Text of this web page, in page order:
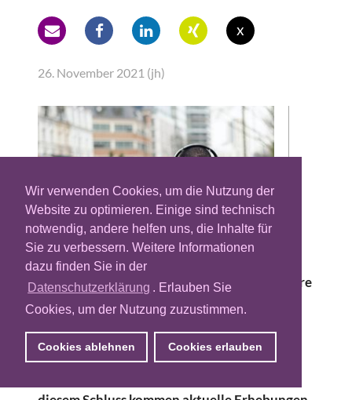
Wir verwenden Cookies, um die Nutzung der
Website zu optimieren. Einige sind technisch
notwendig, andere helfen uns, die Inhalte für
Sie zu verbessern. Weitere Informationen
dazu finden Sie in der
Datenschutzerklärung . Erlauben Sie
Cookies, um der Nutzung zuzustimmen.
Cookies ablehnen Cookies erlauben
x
26. November 2021 (jh)
Für viele Deutsche gehören Musik und andere
Audioinhalte zum festen Bestandteil des
täglichen Lebens. Dabei nimmt der
individuelle Audiokonsum über Streaming-
Anbieter deutlich zu und die Nutzung von